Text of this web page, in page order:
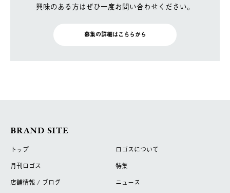
興味のある方はぜひ一度お問い合わせください。
募集の詳細はこちらから
BRAND SITE
トップ
ロゴスについて
月刊ロゴス
特集
店舗情報 / ブログ
ニュース